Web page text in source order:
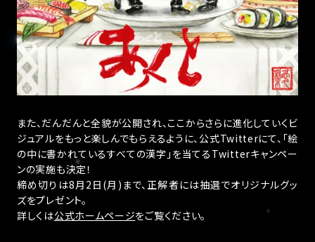
また、だんだんと全貌が公開され、ここからさらに進化していくビ
ジュアルをもっと楽しんでもらえるように、公式Twitterにて、「絵
の中に書かれているすべての漢字」を当てるTwitterキャンペー
ンの実施も決定！
締め切りは8月2日(月)まで、正解者には抽選でオリジナルグッ
ズをプレゼント。
詳しくは公式ホームページをご覧ください。